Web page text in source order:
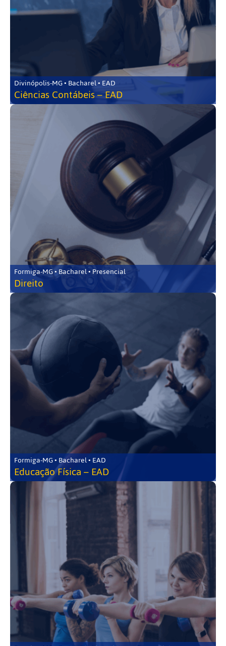
Divinópolis-MG • Bacharel • EAD
Ciências Contábeis – EAD
Formiga-MG • Bacharel • Presencial
Direito
Formiga-MG • Bacharel • EAD
Educação Física – EAD